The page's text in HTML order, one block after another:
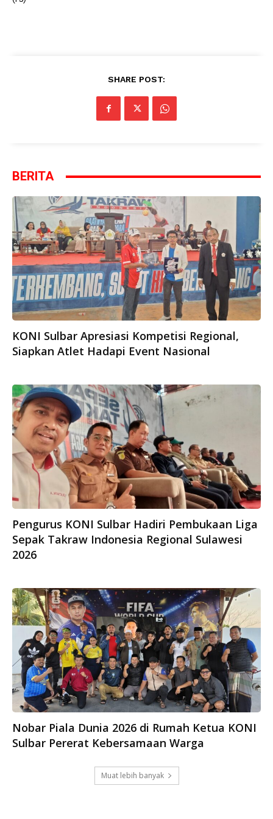
SHARE POST:
BERITA
KONI Sulbar Apresiasi Kompetisi Regional,
Siapkan Atlet Hadapi Event Nasional
Pengurus KONI Sulbar Hadiri Pembukaan Liga
Sepak Takraw Indonesia Regional Sulawesi
2026
Nobar Piala Dunia 2026 di Rumah Ketua KONI
Sulbar Pererat Kebersamaan Warga
Muat lebih banyak